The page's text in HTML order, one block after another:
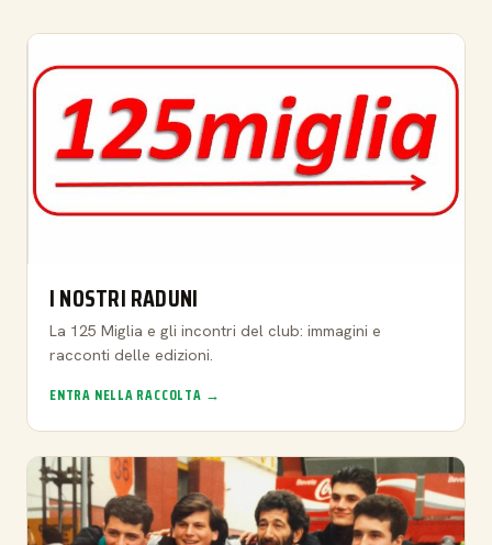
I NOSTRI RADUNI
La 125 Miglia e gli incontri del club: immagini e
racconti delle edizioni.
ENTRA NELLA RACCOLTA →